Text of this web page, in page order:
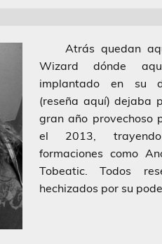
Atrás quedan
Wizard dónde
implantado en su
(reseña aquí) dejaba
gran año provechoso
el 2013,
formaciones como
Tobeatic. Todos
hechizados por su